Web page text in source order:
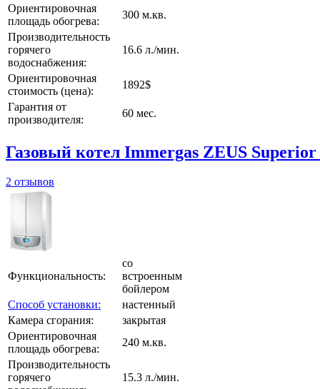
Ориентировочная
площадь обогрева:
300 м.кв.
Производительность
горячего
водоснабжения:
16.6 л./мин.
Ориентировочная
стоимость (цена):
1892$
Гарантия от
производителя:
60 мес.
Газовый котел Immergas ZEUS Superior
2 отзывов
Функциональность:
со
встроенным
бойлером
Способ установки:
настенный
Камера сгорания:
закрытая
Ориентировочная
площадь обогрева:
240 м.кв.
Производительность
горячего
15.3 л./мин.